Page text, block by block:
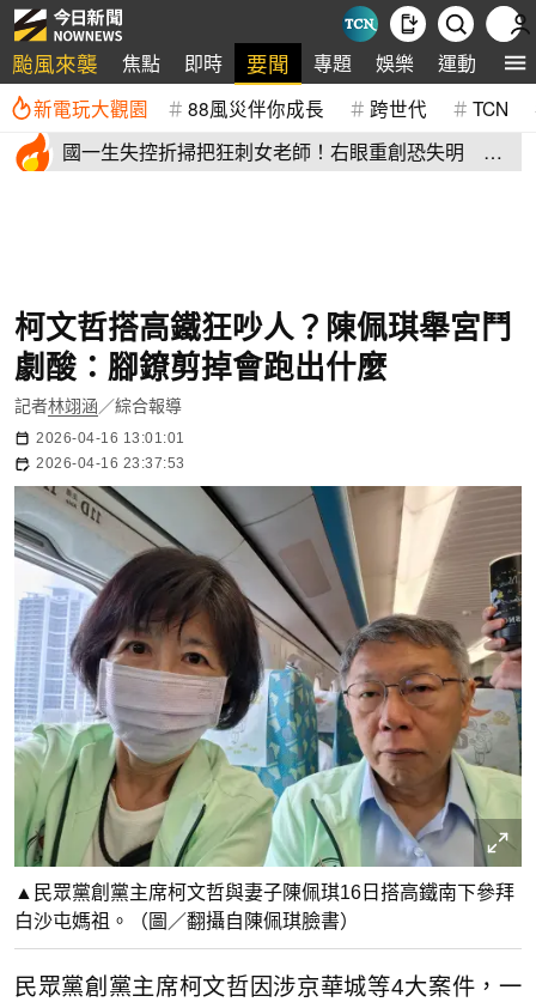
颱風來襲 焦點 即時 要聞 專題 娛樂 運動 全
新電玩大觀園 88風災伴你成長 跨世代 TCN
國一生失控折掃把狂刺女老師！右眼重創恐失明 全
柯文哲搭高鐵狂吵人？陳佩琪舉宮鬥
劇酸：腳鐐剪掉會跑出什麼
記者林翊涵 ／綜合報導
2026-04-16 13:01:01
2026-04-16 23:37:53
▲民眾黨創黨主席柯文哲與妻子陳佩琪16日搭高鐵南下參拜
白沙屯媽祖。（圖／翻攝自陳佩琪臉書）
民眾黨創黨主席柯文哲因涉京華城等4大案件，一